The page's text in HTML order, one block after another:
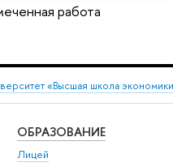
работа
«Высшая школа
ОБРАЗОВАНИЕ
Лицей